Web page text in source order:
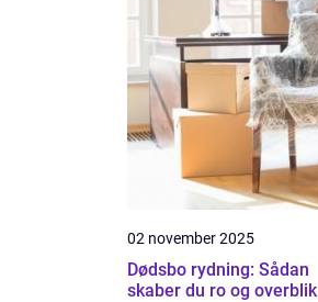
02 november 2025
Dødsbo rydning: Sådan
skaber du ro og overblik